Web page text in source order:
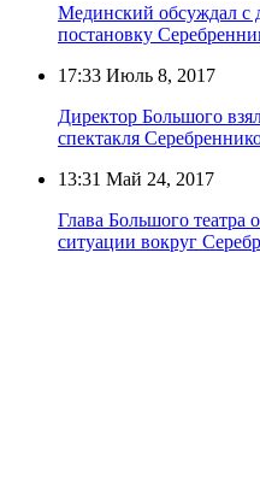
Мединский обсуждал с
постановку
17:33 Июль 8, 2017
Директор Большого
спектакля
13:31 Май 24, 2017
Глава Большого театра
ситуации вокруг